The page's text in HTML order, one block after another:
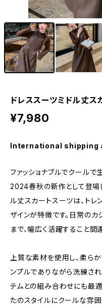
ドレススーツミドル丈ス
¥7,980
International shipping
ファッショナブルでクールで
2024春秋の新作として登場
ル丈スカートスーツは、トレ
ザインが特徴です。日常の
まで、幅広く活躍すること間
上質な素材を使用し、柔ら
ンプルでありながら洗練さ
テムとの組み合わせにも最適
たのスタイルにクールな雰